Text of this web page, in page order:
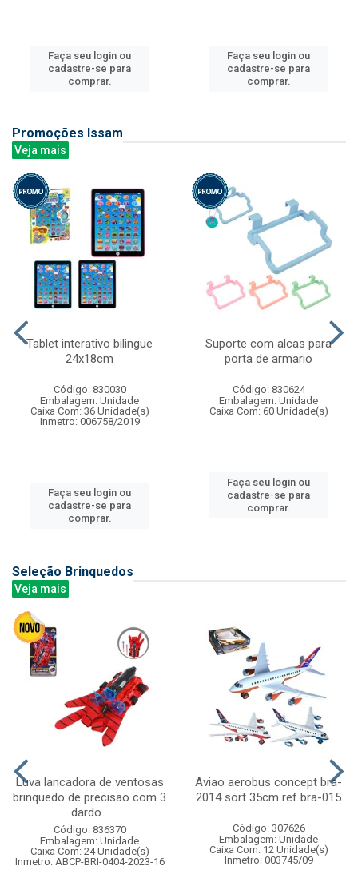
Faça seu login ou
cadastre-se para
comprar.
Faça seu login ou
cadastre-se para
comprar.
Promoções Issam
Veja mais
Tablet interativo bilingue
24x18cm
Código: 830030
Embalagem: Unidade
Caixa Com: 36 Unidade(s)
Inmetro: 006758/2019
Faça seu login ou
cadastre-se para
comprar.
Suporte com alcas para
porta de armario
Código: 830624
Embalagem: Unidade
Caixa Com: 60 Unidade(s)
Faça seu login ou
cadastre-se para
comprar.
Seleção Brinquedos
Veja mais
Luva lancadora de ventosas
brinquedo de precisao com 3
dardo...
Código: 836370
Embalagem: Unidade
Caixa Com: 24 Unidade(s)
Inmetro: ABCP-BRI-0404-2023-16
Aviao aerobus concept bra-
2014 sort 35cm ref bra-015
Código: 307626
Embalagem: Unidade
Caixa Com: 12 Unidade(s)
Inmetro: 003745/09